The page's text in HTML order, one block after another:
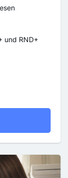
und RND+
TZ Digital